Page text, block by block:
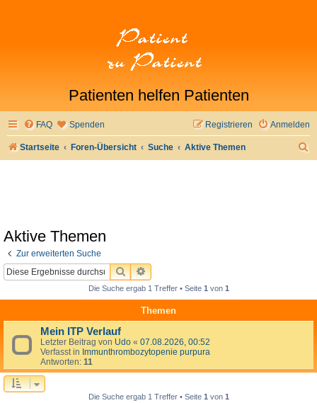
Patienten helfen Patienten
FAQ Spenden Anmelden
Registrieren
Startseite Foren-Übersicht Suche Aktive Themen
Aktive Themen
Zur erweiterten Suche
SUCHEERWEITERTE SUCHE
Die Suche ergab 1 Treffer • Seite 1von 1
Themen
Mein ITP Verlauf
Letzter Beitrag von Udo « 07.08.2026, 00:52
Verfasst in Immunthrombozytopenie purpura
Antworten: 11
Die Suche ergab 1 Treffer • Seite 1von 1